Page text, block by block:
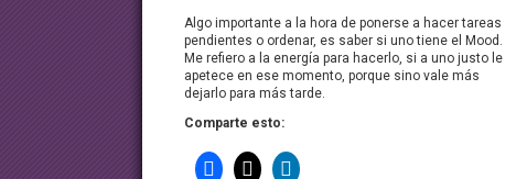
Algo importante a la hora de ponerse a hacer tareas
pendientes o ordenar, es saber si uno tiene el Mood.
Me refiero a la energía para hacerlo, si a uno justo le
apetece en ese momento, porque sino vale más
dejarlo para más tarde.
Comparte esto: